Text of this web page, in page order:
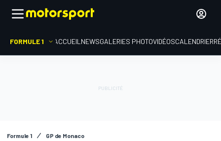
FORMULE 1 ACCUEIL NEWSGALERIES PHOTOVIDÉOSCALENDRIER
Formule 1 GP de Monaco